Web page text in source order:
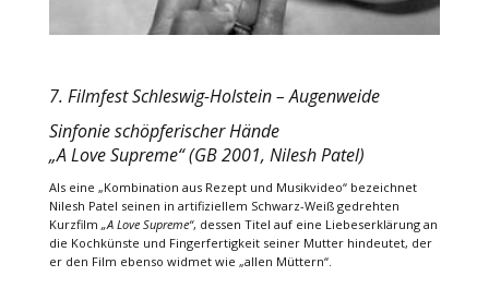
7. Filmfest Schleswig-Holstein – Augenweide
Sinfonie schöpferischer Hände
„A Love Supreme“ (GB 2001, Nilesh Patel)
Als eine „Kombination aus Rezept und Musikvideo“ bezeichnet
Nilesh Patel seinen in artifiziellem Schwarz-Weiß gedrehten
Kurzfilm „A Love Supreme“, dessen Titel auf eine Liebeserklärung an
die Kochkünste und Fingerfertigkeit seiner Mutter hindeutet, der
er den Film ebenso widmet wie „allen Müttern“.